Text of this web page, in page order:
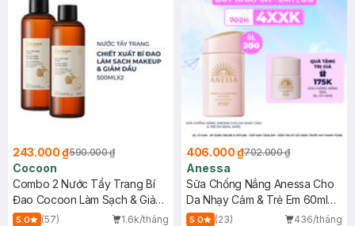
243.000 ₫590.000 ₫
Cocoon
Combo 2 Nước Tẩy Trang Bí
Đao Cocoon Làm Sạch & Giảm
Dầu 500ml
5.0 (57)
1.6k/tháng
406.000 ₫702.000 ₫
Anessa
Sữa Chống Nắng Anessa Cho
Da Nhạy Cảm & Trẻ Em 60ml
(Mới)
5.0 (23)
436/tháng